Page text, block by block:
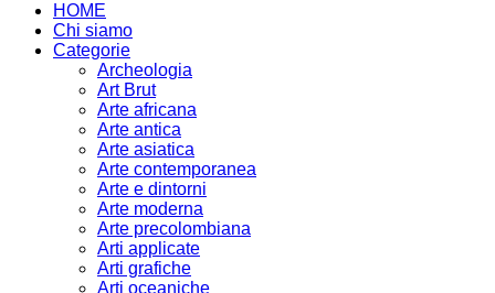
HOME
Chi siamo
Categorie
Archeologia
Art Brut
Arte africana
Arte antica
Arte asiatica
Arte contemporanea
Arte e dintorni
Arte moderna
Arte precolombiana
Arti applicate
Arti grafiche
Arti oceaniche